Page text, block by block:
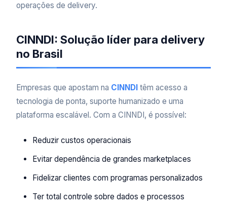
operações de delivery.
CINNDI: Solução líder para delivery
no Brasil
Empresas que apostam na CINNDI têm acesso a
tecnologia de ponta, suporte humanizado e uma
plataforma escalável. Com a CINNDI, é possível:
Reduzir custos operacionais
Evitar dependência de grandes marketplaces
Fidelizar clientes com programas personalizados
Ter total controle sobre dados e processos